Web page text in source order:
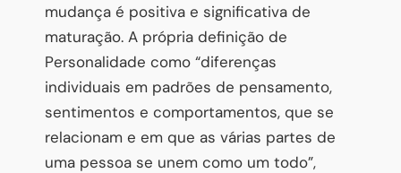
mudança é positiva e significativa de
maturação. A própria definição de
Personalidade como “diferenças
individuais em padrões de pensamento,
sentimentos e comportamentos, que se
relacionam e em que as várias partes de
uma pessoa se unem como um todo”,